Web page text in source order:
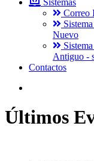
Sistemas
Correo
Nuevo
Antiguo -
Contactos
Últimos